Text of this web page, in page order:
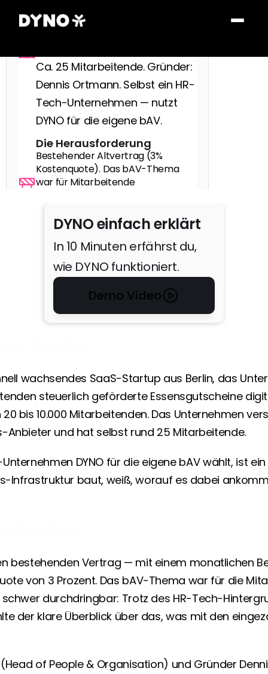
Mit DYNO habe ich als
Arbeitnehmer endlich
das Gefühl, das
Thema bAV leichter zu
wachsendes SaaS-Startup
aus Berlin für steuerlich
Ca. 25 Mitarbeitende. Gründer:
Dennis Ortmann. Selbst ein HR-
Tech-Unternehmen — nutzt
DYNO für die eigene bAV.
Die Herausforderung
Bestehender Altvertrag (3%
Kostenquote). Das bAV-Thema
war für Mitarbeitende
durchdringbar — trotz HR-Tech-
Hintergrund des Unternehmens.
Die Lösung
Wechsel zu DYNO. Clarissa
Napierski als interne Treiberin,
Dennis Ortmann (Founder) direkt
eingebunden — HR-Tech-Founder
vertraut DYNO mit der eigenen
Belegschaft.
wachsendes SaaS-Startup aus Berlin, das
steuerlich geförderte Essensgutscheine
bis 10.000 Mitarbeitenden. Das Unternehmen
Anbieter und hat selbst rund 25 Mitarbeitende.
DYNO für die eigene bAV wählt, ist
Infrastruktur baut, weiß, worauf es dabei
bestehenden Vertrag — mit einem monatlichen
von 3 Prozent. Das bAV-Thema war für die
durchdringbar: Trotz des HR-Tech-
der klare Überblick über das, was mit den
of People & Organisation) und Gründer
DYNO einfach erklärt
In 10 Minuten erfährst du,
wie DYNO funktioniert.
Demo Video